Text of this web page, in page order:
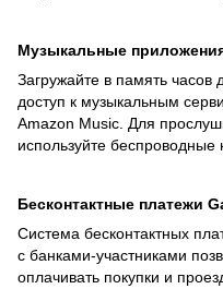
Музыкальные
Загружайте в память часов
доступ к музыкальным
Amazon Music. Для
используйте беспроводные
Бесконтактные платежи
Система бесконтактных
с банками-участниками
оплачивать покупки и